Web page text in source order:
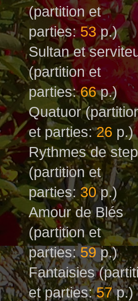
(partition et
parties:53p.)
Sultan et
(partition et
parties:66p.)
Quatuor
et parties:26 p.)
Rythmes de
(partition et
parties: 30p.)
Amour de Blés
(partition et
parties:59p.)
Fantaisies
et parties:57p.)